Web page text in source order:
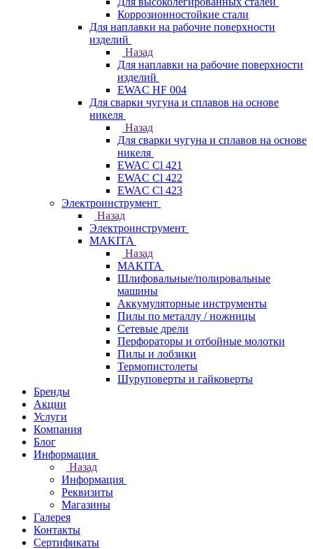
Коррозионностойкие стали
Для наплавки на рабочие поверхности
изделий
Назад
Для наплавки на рабочие поверхности
изделий
EWAC HF 004
Для сварки чугуна и сплавов на основе
никеля
Назад
Для сварки чугуна и сплавов на основе
никеля
EWAC Cl 421
EWAC Cl 422
EWAC Cl 423
Электроинструмент
Назад
Электроинструмент
МAKITA
Назад
МAKITA
Шлифовальные/полировальные
машины
Аккумуляторные инструменты
Пилы по металлу / ножницы
Сетевые дрели
Перфораторы и отбойные молотки
Пилы и лобзики
Термопистолеты
Шуруповерты и гайковерты
Бренды
Акции
Услуги
Компания
Блог
Информация
Назад
Информация
Реквизиты
Магазины
Галерея
Контакты
Сертификаты